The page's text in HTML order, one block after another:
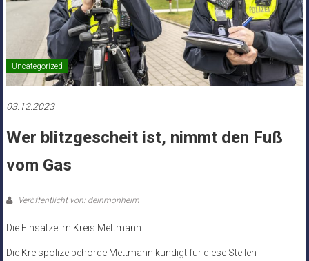
Uncategorized
03.12.2023
Wer blitzgescheit ist, nimmt den Fuß
vom Gas
Veröffentlicht von: deinmonheim
Die Einsätze im Kreis Mettmann
Die Kreispolizeibehörde Mettmann kündigt für diese Stellen